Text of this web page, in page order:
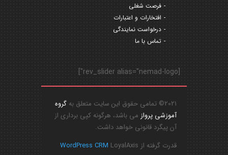
فرصت شغلی
افتخارات و اعتبارات
درخواست نمایندگی
تماس با ما
[rev_slider alias="nemad-logo"]
2021© تمامی حقوق این سایت متعلق به
گروه
آموزشی پرواز می باشد، هرگونه کپی برداری از
آن پیگرد قانونی خواهد داشت.
قدرت گرفته از
WordPress CRM LoyalAxis